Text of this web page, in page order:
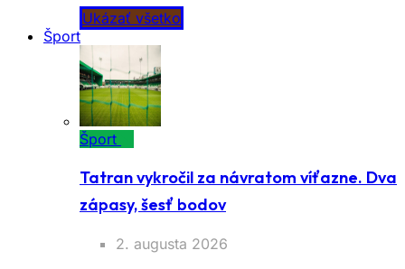
Ukázať všetko
Šport
Šport
Tatran vykročil za návratom víťazne. Dva
zápasy, šesť bodov
2. augusta 2026